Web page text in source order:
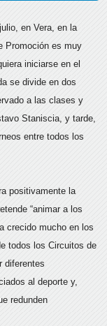
en Vera, en la
Promoción es muy
iniciarse en el
se divide en dos
a las clases y
Staniscia, y tarde,
entre todos los
positivamente la
“animar a los
crecido mucho en los
todos los Circuitos de
diferentes
al deporte y,
redunden